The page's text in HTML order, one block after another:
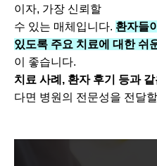
이자, 가장 신뢰할
수 있는 매체입니다. 환자들
있도록 주요 치료에 대한 쉬
이 좋습니다.
치료 사례, 환자 후기 등과
다면 병원의 전문성을 전달